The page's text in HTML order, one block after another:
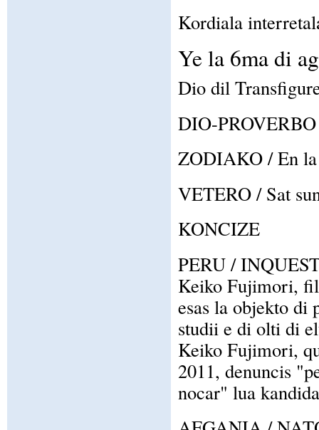
Kordiala
Ye la 6ma di
Dio dil
DIO-
ZODIAKO / En la
VETERO / Sat
KONCIZE
PERU /
Keiko Fujimori,
esas la objekto di
studii e di olti di
Keiko Fujimori,
2011, denuncis
nocar" lua